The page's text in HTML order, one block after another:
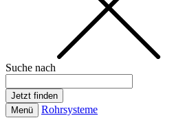
Suche nach
Menü Rohrsysteme